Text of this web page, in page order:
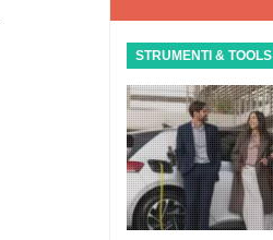
STRUMENTI & TOOLS